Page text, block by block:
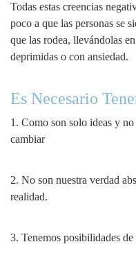
Todas estas creencias
poco a que las personas se
que las rodea, llevándolas
deprimidas o con ansiedad.
Es Necesario
1. Como son solo ideas y
cambiar
2. No son nuestra verdad
realidad.
3. Tenemos posibilidades